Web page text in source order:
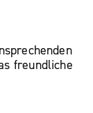
freundliche